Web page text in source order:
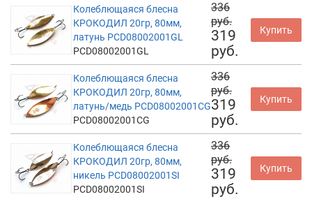
Колеблющаяся блесна
КРОКОДИЛ 20гр, 80мм,
латунь PCD08002001GL
PCD08002001GL
336
руб.
319
руб.
Купить
Колеблющаяся блесна
КРОКОДИЛ 20гр, 80мм,
латунь/медь PCD08002001CG
PCD08002001CG
336
руб.
319
руб.
Купить
Колеблющаяся блесна
КРОКОДИЛ 20гр, 80мм,
никель PCD08002001SI
PCD08002001SI
336
руб.
319
руб.
Купить